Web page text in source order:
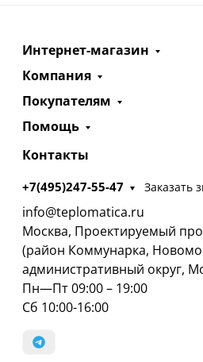
Интернет-магазин
Компания
Покупателям
Помощь
Контакты
+7(495)247-55-47 Заказать
info@teplomatica.ru
Москва, Проектируемый
(район Коммунарка,
административный округ,
Пн—Пт 09:00 – 19:00
Сб 10:00-16:00